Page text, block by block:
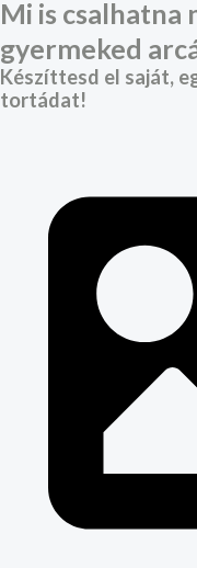
Mi is
gyermeked
Készíttesd el saját,
tortádat!